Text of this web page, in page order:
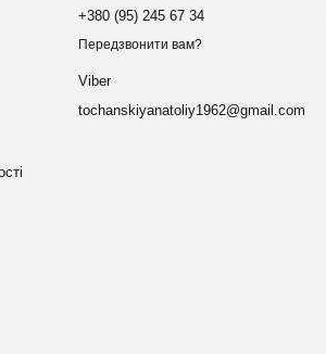
+380 (95) 245 67 34
Передзвонити вам?
Viber
tochanskiyanatoliy1962@gmail.com